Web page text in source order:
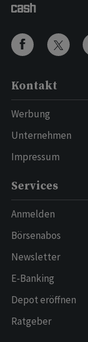
Kontakt
Werbung
Unternehmen
Impressum
Services
Anmelden
Börsenabos
Newsletter
E-Banking
Depot eröffnen
Ratgeber